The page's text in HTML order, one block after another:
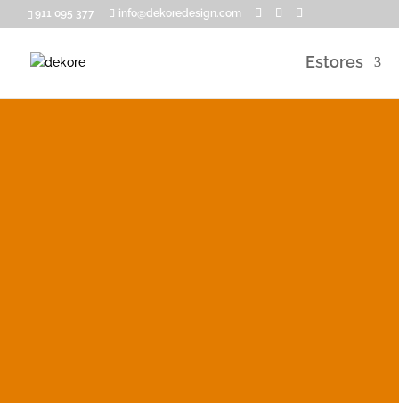
911 095 377 info@dekoredesign.com
Estores